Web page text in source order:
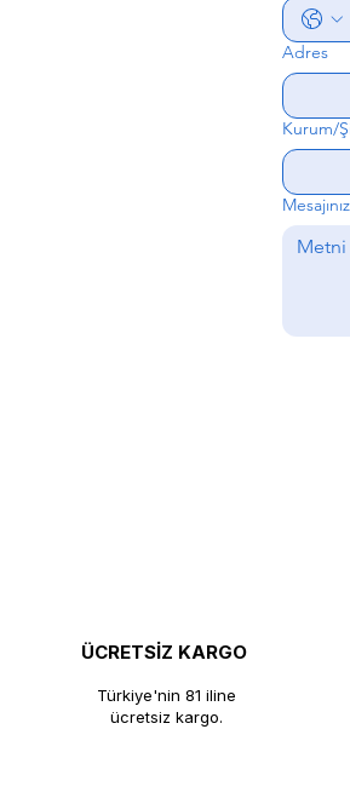
Adres
Kurum/
Mesajınız
ÜCRETSİZ KARGO
Türkiye'nin 81 iline
ücretsiz kargo.